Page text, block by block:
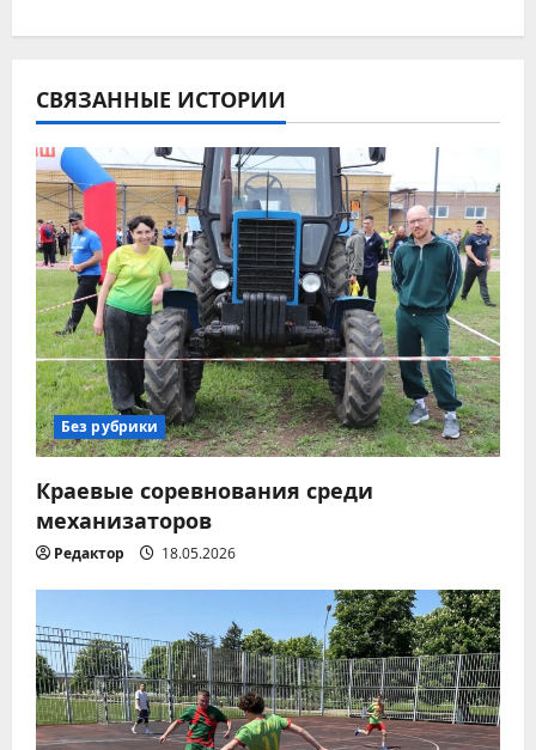
а
ц
и
я
п
о
з
а
п
и
с
я
м
СВЯЗАННЫЕ ИСТОРИИ
Без рубрики
Краевые соревнования среди
механизаторов
Редактор 18.05.2026